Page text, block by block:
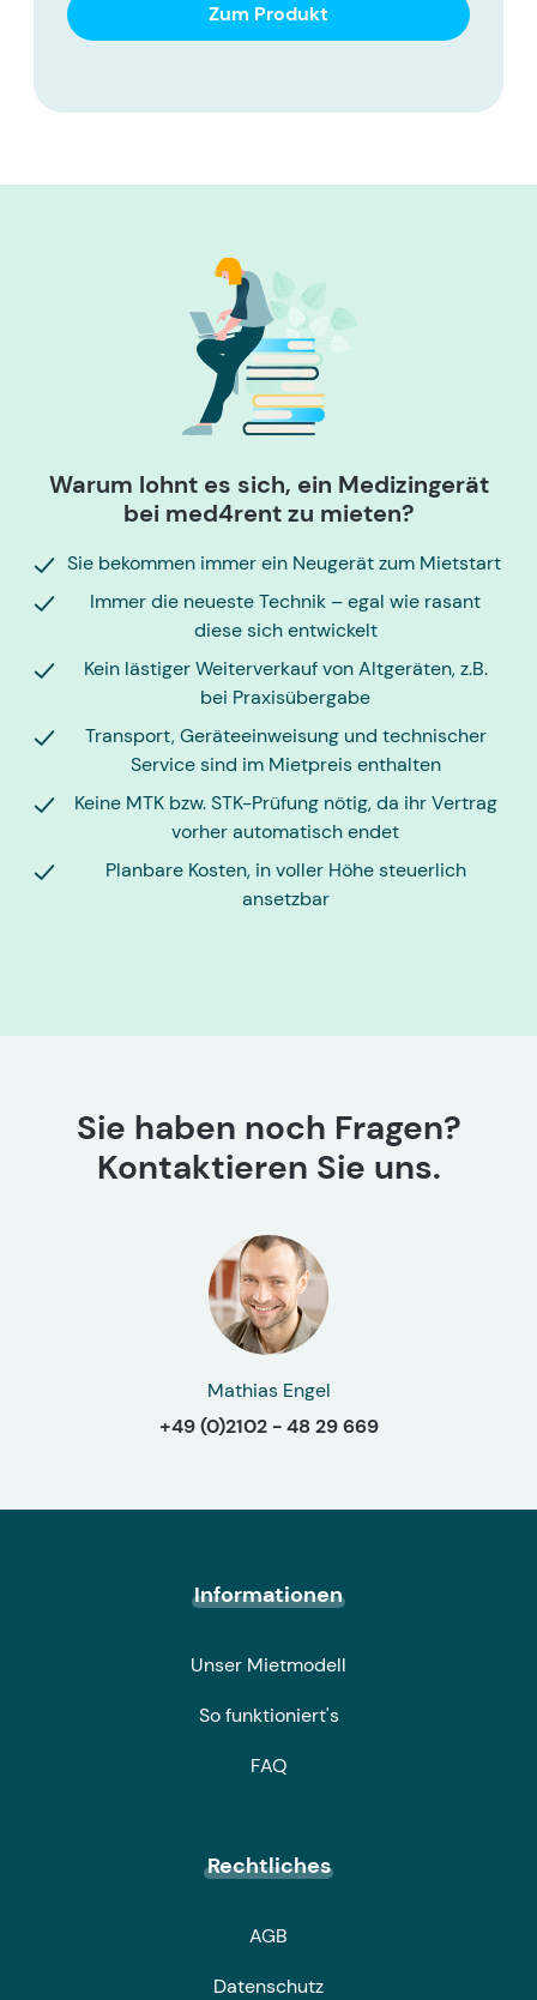
Zum Produkt
Warum lohnt es sich, ein Medizingerät
bei med4rent zu mieten?
Sie bekommen immer ein Neugerät zum Mietstart
Immer die neueste Technik – egal wie rasant
diese sich entwickelt
Kein lästiger Weiterverkauf von Altgeräten, z.B.
bei Praxisübergabe
Transport, Geräteeinweisung und technischer
Service sind im Mietpreis enthalten
Keine MTK bzw. STK-Prüfung nötig, da ihr Vertrag
vorher automatisch endet
Planbare Kosten, in voller Höhe steuerlich
ansetzbar
Sie haben noch Fragen?
Kontaktieren Sie uns.
Mathias Engel
+49 (0)2102 - 48 29 669
Informationen
Unser Mietmodell
So funktioniert's
FAQ
Rechtliches
AGB
Datenschutz